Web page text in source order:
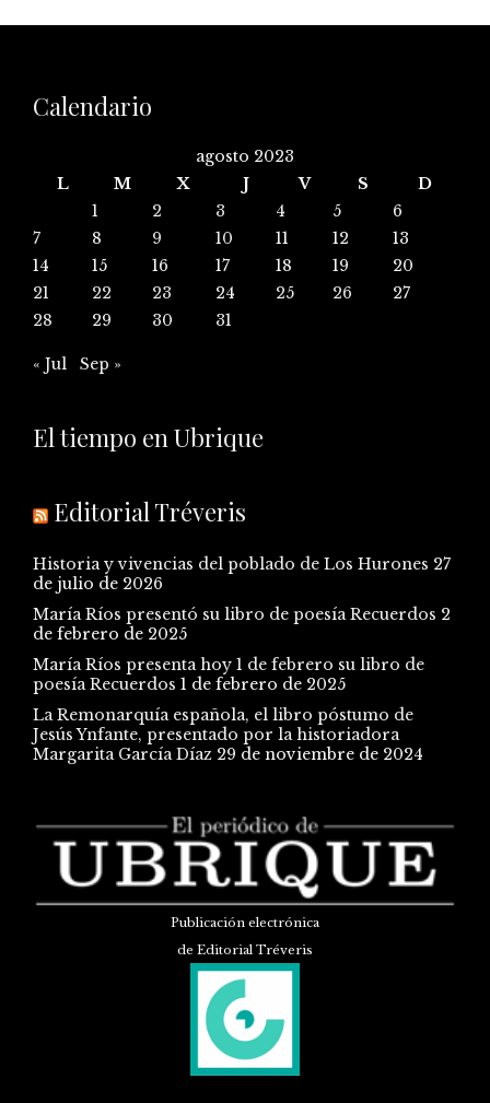
Calendario
agosto 2023
L
M X J V S
D
1
2 3 4 5
6
7
8 9 10 11 12
13
14
15 16 17 18 19
20
21
22 23 24 25 26
27
28
29 30 31
« Jul Sep »
El tiempo en Ubrique
Editorial Tréveris
Historia y vivencias del poblado de Los Hurones 27
de julio de 2026
María Ríos presentó su libro de poesía Recuerdos 2
de febrero de 2025
María Ríos presenta hoy 1 de febrero su libro de
poesía Recuerdos 1 de febrero de 2025
La Remonarquía española, el libro póstumo de
Jesús Ynfante, presentado por la historiadora
Margarita García Díaz 29 de noviembre de 2024
Publicación electrónica
de Editorial Tréveris